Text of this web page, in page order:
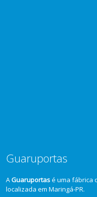
Guaruportas
AGuaruportasé uma fábrica
localizada em Maringá-PR.